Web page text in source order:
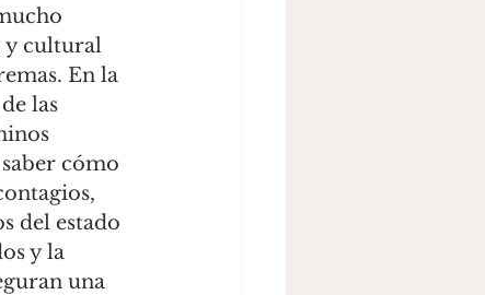
y cultural
En la
las
cómo
del estado
y la
una